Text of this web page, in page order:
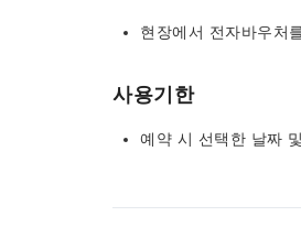
현장에서 전자바우처
사용기한
예약 시 선택한 날짜